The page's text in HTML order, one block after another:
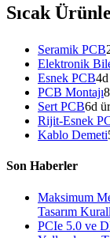
Sıcak
Seramik PCB
Elektronik
Esnek PCB4
PCB Montajı8
Sert PCB6d
Rijit-Esnek
Kablo Demeti
Son Haberler
Maksimum
Tasarım
PCIe 5.0 ve